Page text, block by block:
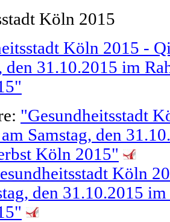
Köln 2015
Köln 2015 -
den 31.10.2015 im
"Gesundheitsstadt
Samstag, den
Köln 2015"
Köln
den 31.10.2015